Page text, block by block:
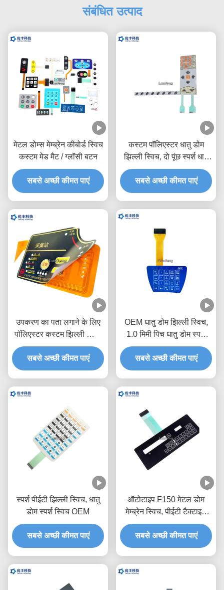
संबंधित उत्पाद
मेटल डोम्स मेम्ब्रेन कीबोर्ड स्विच
कस्टम मेड मैट / ग्लॉसी बटन
सबसे अच्छी कीमत पाएं
कस्टम पॉलिएस्टर धातु डोम
झिल्ली स्विच, दो पूंछ स्पर्श धातु
डोम स्विच
सबसे अच्छी कीमत पाएं
उपकरण का पता लगाने के लिए
पॉलिएस्टर कस्टम झिल्ली स्विच
पैड
सबसे अच्छी कीमत पाएं
OEM धातु डोम झिल्ली स्विच,
1.0 मिमी पिच धातु डोम स्पर्श
स्विच
सबसे अच्छी कीमत पाएं
स्पर्श पीईटी झिल्ली स्विच, धातु
डोम स्पर्श स्विच OEM
सबसे अच्छी कीमत पाएं
ऑटोटाइप F150 मेटल डोम
मेम्ब्रेन स्विच, पीईटी टैक्टाइल
स्विच कीपैड:
सबसे अच्छी कीमत पाएं